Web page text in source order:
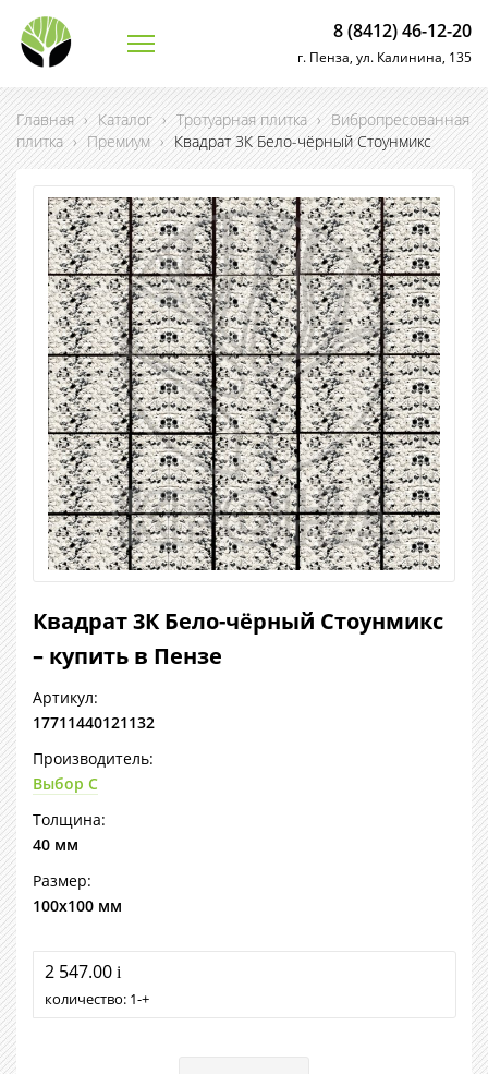
8 (8412) 46-12-20
г. Пенза, ул. Калинина, 135
Главная › Каталог › Тротуарная плитка › Вибропресованная
плитка › Премиум › Квадрат 3К Бело-чёрный Стоунмикс
Квадрат 3К Бело-чёрный Стоунмикс
– купить в Пензе
Артикул:
17711440121132
Производитель:
Выбор С
Толщина:
40 мм
Размер:
100х100 мм
2 547.00 i
количество: 1 +